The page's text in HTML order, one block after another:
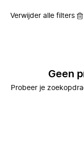
Verwijder alle filters
Geen
Probeer je